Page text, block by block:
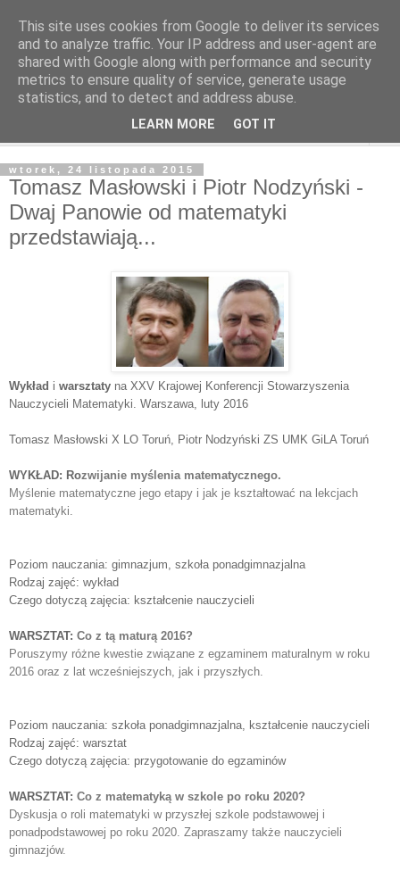
wtorek, 24 listopada 2015
Tomasz Masłowski i Piotr Nodzyński -
Dwaj Panowie od matematyki
przedstawiają...
Wykład i warsztaty na XXV Krajowej Konferencji Stowarzyszenia
Nauczycieli Matematyki. Warszawa, luty 2016
Tomasz Masłowski X LO Toruń, Piotr Nodzyński ZS UMK GiLA Toruń
WYKŁAD: Rozwijanie myślenia matematycznego.
Myślenie matematyczne jego etapy i jak je kształtować na lekcjach
matematyki.
Poziom nauczania: gimnazjum, szkoła ponadgimnazjalna
Rodzaj zajęć: wykład
Czego dotyczą zajęcia: kształcenie nauczycieli
WARSZTAT: Co z tą maturą 2016?
Poruszymy różne kwestie związane z egzaminem maturalnym w roku
2016 oraz z lat wcześniejszych, jak i przyszłych.
Poziom nauczania: szkoła ponadgimnazjalna, kształcenie nauczycieli
Rodzaj zajęć: warsztat
Czego dotyczą zajęcia: przygotowanie do egzaminów
WARSZTAT: Co z matematyką w szkole po roku 2020?
Dyskusja o roli matematyki w przyszłej szkole podstawowej i
ponadpodstawowej po roku 2020. Zapraszamy także nauczycieli
gimnazjów.
This site uses cookies from Google to deliver its services
and to analyze traffic. Your IP address and user-agent are
shared with Google along with performance and security
metrics to ensure quality of service, generate usage
statistics, and to detect and address abuse.
LEARN MORE GOT IT